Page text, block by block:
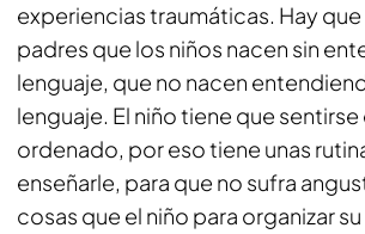
experiencias traumáticas. Hay
padres que los niños nacen sin
lenguaje, que no nacen
lenguaje. El niño tiene que
ordenado, por eso tiene unas
enseñarle, para que no sufra
cosas que el niño para organizar